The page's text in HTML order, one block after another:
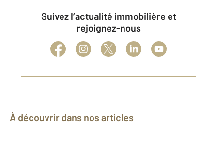
Suivez l’actualité immobilière et
rejoignez-nous
À découvrir dans nos articles